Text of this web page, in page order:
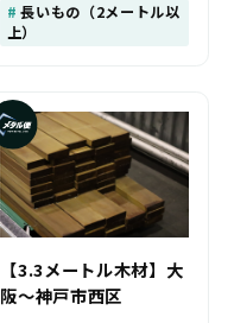
長いもの（2メートル以
上）
【3.3メートル木材】大
阪～神戸市西区